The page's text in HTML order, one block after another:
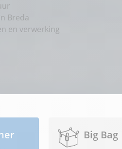
Breda
en verwerking
Big Bag